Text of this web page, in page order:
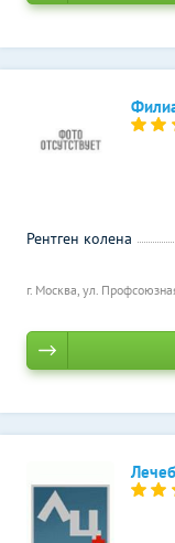
г. Москва, ул.
Рентген колена